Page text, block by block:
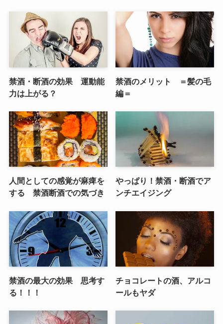
禁酒・断酒の効果 運動能
力は上がる？
禁酒のメリット ＝髪の毛
編＝
人間としての感覚が麻痺を
する 禁酒断酒での気づき
やっぱり！禁酒・断酒でア
ンチエイジング
禁酒の最大の効果 思考す
る！！！
チョコレートの酒、アルコ
ールもヤダ